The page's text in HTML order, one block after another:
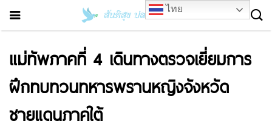
แม่ทัพภาคที่ 4 เดินทางตรวจเยี่ยมการ
ฝึกทบทวนทหารพรานหญิงจังหวัด
ชายแดนภาคใต้
ไทย